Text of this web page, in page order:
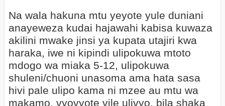
Na wala hakuna mtu yeyote yule duniani
anayeweza kudai hajawahi kabisa kuwaza
akilini mwake jinsi ya kupata utajiri kwa
haraka, iwe ni kipindi ulipokuwa mtoto
mdogo wa miaka 5-12, ulipokuwa
shuleni/chuoni unasoma ama hata sasa
hivi pale ulipo kama ni mzee au mtu wa
makamo, vyovyote vile ulivyo, bila shaka